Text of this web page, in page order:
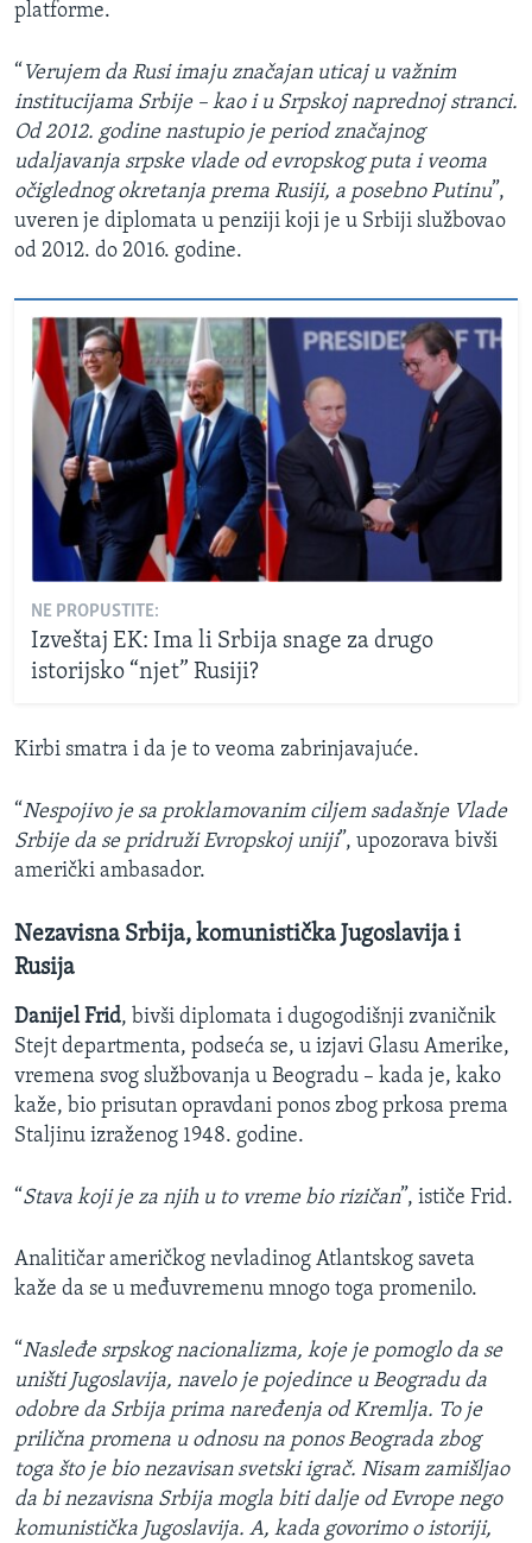
platforme.
“ Verujem da Rusi imaju značajan uticaj u važnim
institucijama Srbije – kao i u Srpskoj naprednoj stranci.
Od 2012. godine nastupio je period značajnog
udaljavanja srpske vlade od evropskog puta i veoma
očiglednog okretanja prema Rusiji, a posebno Putinu”,
uveren je diplomata u penziji koji je u Srbiji službovao
od 2012. do 2016. godine.
NE PROPUSTITE:
Izveštaj EK: Ima li Srbija snage za drugo
istorijsko “njet” Rusiji?
Kirbi smatra i da je to veoma zabrinjavajuće.
“Nespojivo je sa proklamovanim ciljem sadašnje Vlade
Srbije da se pridruži Evropskoj uniji”, upozorava bivši
američki ambasador.
Nezavisna Srbija, komunistička Jugoslavija i
Rusija
Danijel Frid, bivši diplomata i dugogodišnji zvaničnik
Stejt departmenta, podseća se, u izjavi Glasu Amerike,
vremena svog službovanja u Beogradu – kada je, kako
kaže, bio prisutan opravdani ponos zbog prkosa prema
Staljinu izraženog 1948. godine.
“Stava koji je za njih u to vreme bio rizičan”, ističe Frid.
Analitičar američkog nevladinog Atlantskog saveta
kaže da se u međuvremenu mnogo toga promenilo.
“Nasleđe srpskog nacionalizma, koje je pomoglo da se
uništi Jugoslavija, navelo je pojedince u Beogradu da
odobre da Srbija prima naređenja od Kremlja. To je
prilična promena u odnosu na ponos Beograda zbog
toga što je bio nezavisan svetski igrač. Nisam zamišljao
da bi nezavisna Srbija mogla biti dalje od Evrope nego
komunistička Jugoslavija. A, kada govorimo o istoriji,